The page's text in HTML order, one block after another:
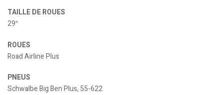
TAILLE DE ROUES
29″
ROUES
Road Airline Plus
PNEUS
Schwalbe Big Ben Plus, 55-622